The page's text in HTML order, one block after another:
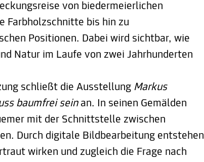
von biedermeierlichen
Farbholzschnitte bis hin zu
Positionen. Dabei wird sichtbar, wie
Natur im Laufe von zwei Jahrhunderten
schließt die Ausstellung Markus
baumfrei seinan. In seinen Gemälden
mit der Schnittstelle zwischen
Durch digitale Bildbearbeitung entstehen
wirken und zugleich die Frage nach